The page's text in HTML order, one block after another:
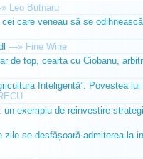
Leo Butnaru
care veneau să se
—» Fine Wine
de top, cearta cu Ciobanu,
Inteligentă”: Povestea
exemplu de reinvestire
se desfășoară admiterea la